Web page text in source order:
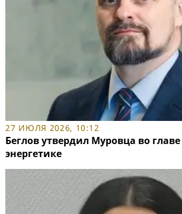
27 ИЮЛЯ 2026, 10:12
Беглов утвердил Муровца во
энергетике